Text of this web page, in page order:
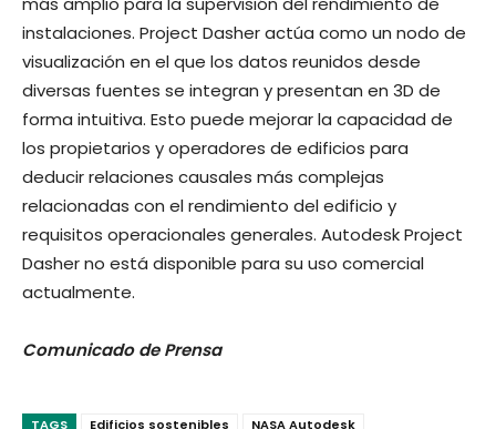
instalaciones. Project Dasher actúa como un nodo de
visualización en el que los datos reunidos desde
diversas fuentes se integran y presentan en 3D de
forma intuitiva. Esto puede mejorar la capacidad de
los propietarios y operadores de edificios para
deducir relaciones causales más complejas
relacionadas con el rendimiento del edificio y
requisitos operacionales generales. Autodesk Project
Dasher no está disponible para su uso comercial
actualmente.
Comunicado de Prensa
TAGS Edificios sostenibles
NASA Autodesk